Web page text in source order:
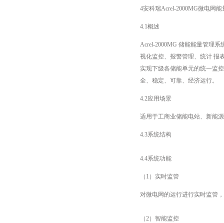
4安科瑞Acrel-2000MG微电网
4.1概述
Acrel-2000MG 储能能量管理
视化监控、报警管理、统计 报
实现下级各储能单元的统一监
全、稳定、可靠、经济运行。
4.2应用场景
适用于工商业储能电站、新能
4.3系统结构
4.4系统功能
（1）实时监管
对微电网的运行进行实时监管
（2）智能监控